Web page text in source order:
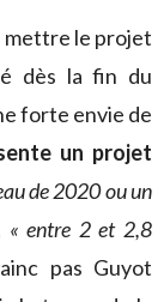
mettre le projet
dès la fin du
forte envie de
un projet
de 2020 ou un
« entre 2 et 2,8
pas Guyot